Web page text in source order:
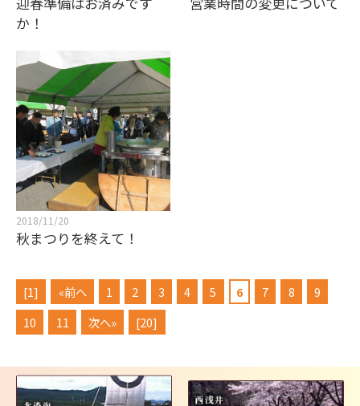
か！
2018/11/20
秋まつりを終えて！
[1] «前へ 1 2 3 4 5 6 7 8
9
10
11 次へ» [20]